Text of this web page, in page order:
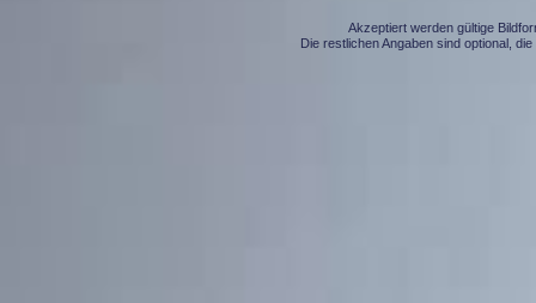
Akzeptiert werden gültige
Die restlichen Angaben sind optional,